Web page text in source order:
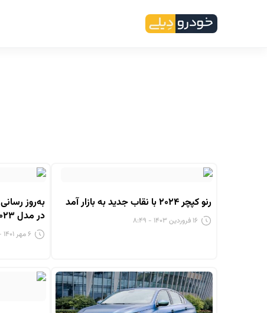
رنو کپچر ۲۰۲۴ با نقاب جدید به بازار آمد
۱۶ فروردین ۱۴۰۳ - ۸:۴۹
در مدل ۲۰۲۳
۶ مهر ۱۴۰۱ - ۹:۰۰